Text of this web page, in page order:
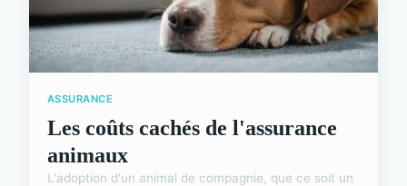
ASSURANCE
Les coûts cachés de l'assurance
animaux
L'adoption d'un animal de compagnie, que ce soit un